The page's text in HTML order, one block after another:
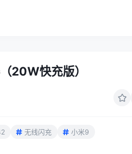
20W快充版）
无线闪充
小米9